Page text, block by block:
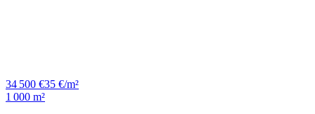
34 500 €35 €/m²
1 000 m²